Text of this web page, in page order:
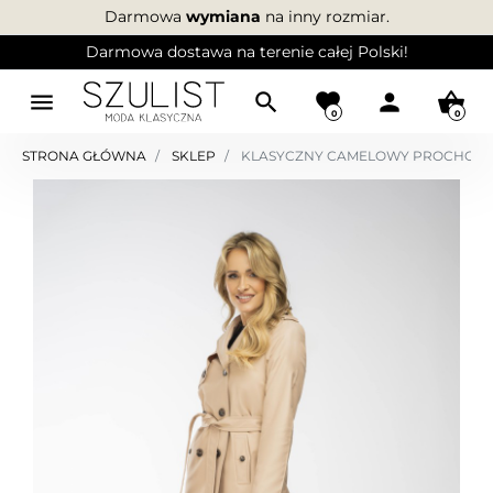
Darmowa wymiana na inny rozmiar.
Darmowa dostawa na terenie całej Polski!
menu search favorite
0 person shopping_basket
0
STRONA GŁÓWNA SKLEP KLASYCZNY CAMELOWY